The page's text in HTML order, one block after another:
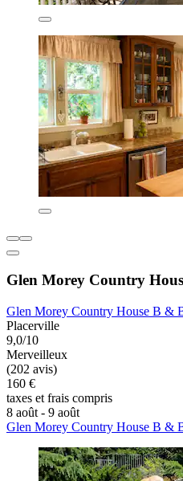
Glen Morey Country
Glen Morey Country House B &
Placerville
9,0/10
Merveilleux
(202 avis)
160 €
taxes et frais compris
8 août - 9 août
Glen Morey Country House B &